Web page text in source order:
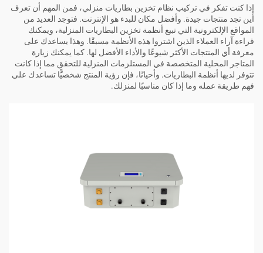
إذا كنت تفكر في تركيب نظام تخزين بطاريات منزلي، فمن المهم أن تعرف
أين تجد منتجات جيدة. وأفضل مكان للبدء هو الإنترنت. فتوجد العديد من
المواقع الإلكترونية التي تبيع أنظمة تخزين البطاريات المنزلية، ويمكنك
قراءة آراء العملاء الذين اشتروا هذه الأنظمة مسبقًا. وهذا يساعدك على
معرفة أي المنتجات الأكثر شيوعًا والأداء الأفضل لها. كما يمكنك زيارة
المتاجر المحلية المتخصصة في المستلزمات المنزلية للتحقق مما إذا كانت
تتوفر لديها أنظمة البطاريات. وأحيانًا، فإن رؤية المنتج شخصيًّا تساعدك على
فهم طريقة عمله وما إذا كان مناسبًا لمنزلك.